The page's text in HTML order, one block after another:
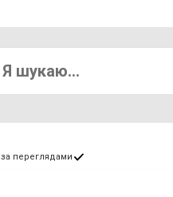
за переглядами